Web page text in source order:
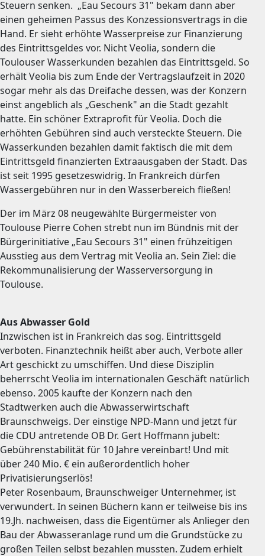
Steuern senken. „Eau Secours 31" bekam dann aber
einen geheimen Passus des Konzessionsvertrags in die
Hand. Er sieht erhöhte Wasserpreise zur Finanzierung
des Eintrittsgeldes vor. Nicht Veolia, sondern die
Toulouser Wasserkunden bezahlen das Eintrittsgeld. So
erhält Veolia bis zum Ende der Vertragslaufzeit in 2020
sogar mehr als das Dreifache dessen, was der Konzern
einst angeblich als „Geschenk" an die Stadt gezahlt
hatte. Ein schöner Extraprofit für Veolia. Doch die
erhöhten Gebühren sind auch versteckte Steuern. Die
Wasserkunden bezahlen damit faktisch die mit dem
Eintrittsgeld finanzierten Extraausgaben der Stadt. Das
ist seit 1995 gesetzeswidrig. In Frankreich dürfen
Wassergebühren nur in den Wasserbereich fließen!
Der im März 08 neugewählte Bürgermeister von
Toulouse Pierre Cohen strebt nun im Bündnis mit der
Bürgerinitiative „Eau Secours 31" einen frühzeitigen
Ausstieg aus dem Vertrag mit Veolia an. Sein Ziel: die
Rekommunalisierung der Wasserversorgung in
Toulouse.
Aus Abwasser Gold
Inzwischen ist in Frankreich das sog. Eintrittsgeld
verboten. Finanztechnik heißt aber auch, Verbote aller
Art geschickt zu umschiffen. Und diese Disziplin
beherrscht Veolia im internationalen Geschäft natürlich
ebenso. 2005 kaufte der Konzern nach den
Stadtwerken auch die Abwasserwirtschaft
Braunschweigs. Der einstige NPD-Mann und jetzt für
die CDU antretende OB Dr. Gert Hoffmann jubelt:
Gebührenstabilität für 10 Jahre vereinbart! Und mit
über 240 Mio. € ein außerordentlich hoher
Privatisierungserlös!
Peter Rosenbaum, Braunschweiger Unternehmer, ist
verwundert. In seinen Büchern kann er teilweise bis ins
19.Jh. nachweisen, dass die Eigentümer als Anlieger den
Bau der Abwasseranlage rund um die Grundstücke zu
großen Teilen selbst bezahlen mussten. Zudem erhielt